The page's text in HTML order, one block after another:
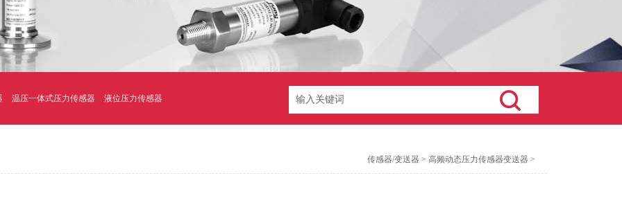
温压一体式压力传感器 液位压力传感器
传感器/变送器 > 高频动态压力传感器变送器 >